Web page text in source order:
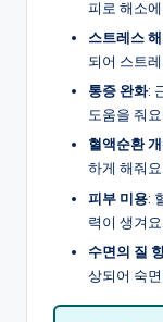
피로 해소에
스트레스
되어 스트
통증 완화:
도움을 줘요.
혈액순환
하게 해줘요.
피부 미용:
력이 생겨요.
수면의 질
상되어 숙